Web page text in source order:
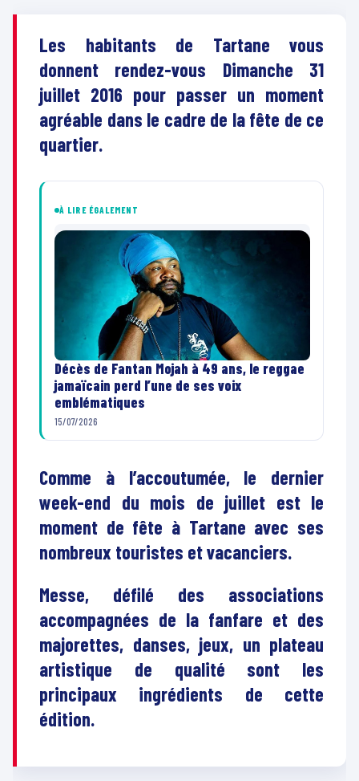
Les habitants de Tartane vous
donnent rendez-vous Dimanche 31
juillet 2016 pour passer un moment
agréable dans le cadre de la fête de ce
quartier.
À LIRE ÉGALEMENT
Décès de Fantan Mojah à 49 ans, le reggae
jamaïcain perd l’une de ses voix
emblématiques
15/07/2026
Comme à l’accoutumée, le dernier
week-end du mois de juillet est le
moment de fête à Tartane avec ses
nombreux touristes et vacanciers.
Messe, défilé des associations
accompagnées de la fanfare et des
majorettes, danses, jeux, un plateau
artistique de qualité sont les
principaux ingrédients de cette
édition.